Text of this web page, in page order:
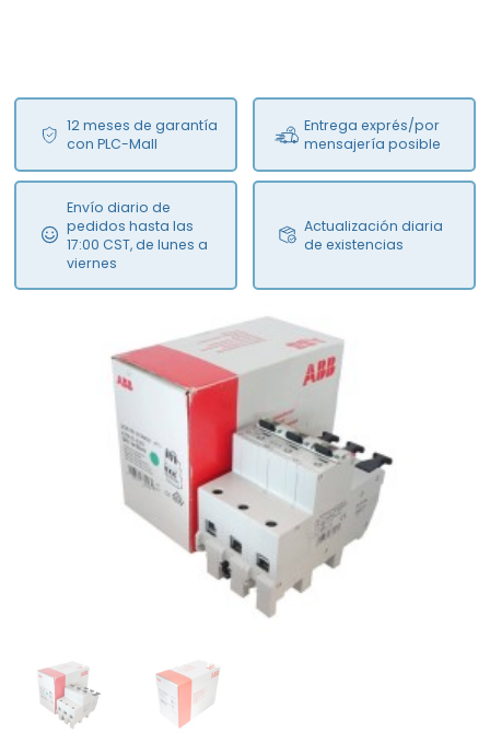
12 meses de garantía
con PLC-Mall
Entrega exprés/por
mensajería posible
Envío diario de
pedidos hasta las
17:00 CST, de lunes a
viernes
Actualización diaria
de existencias
NEW FS